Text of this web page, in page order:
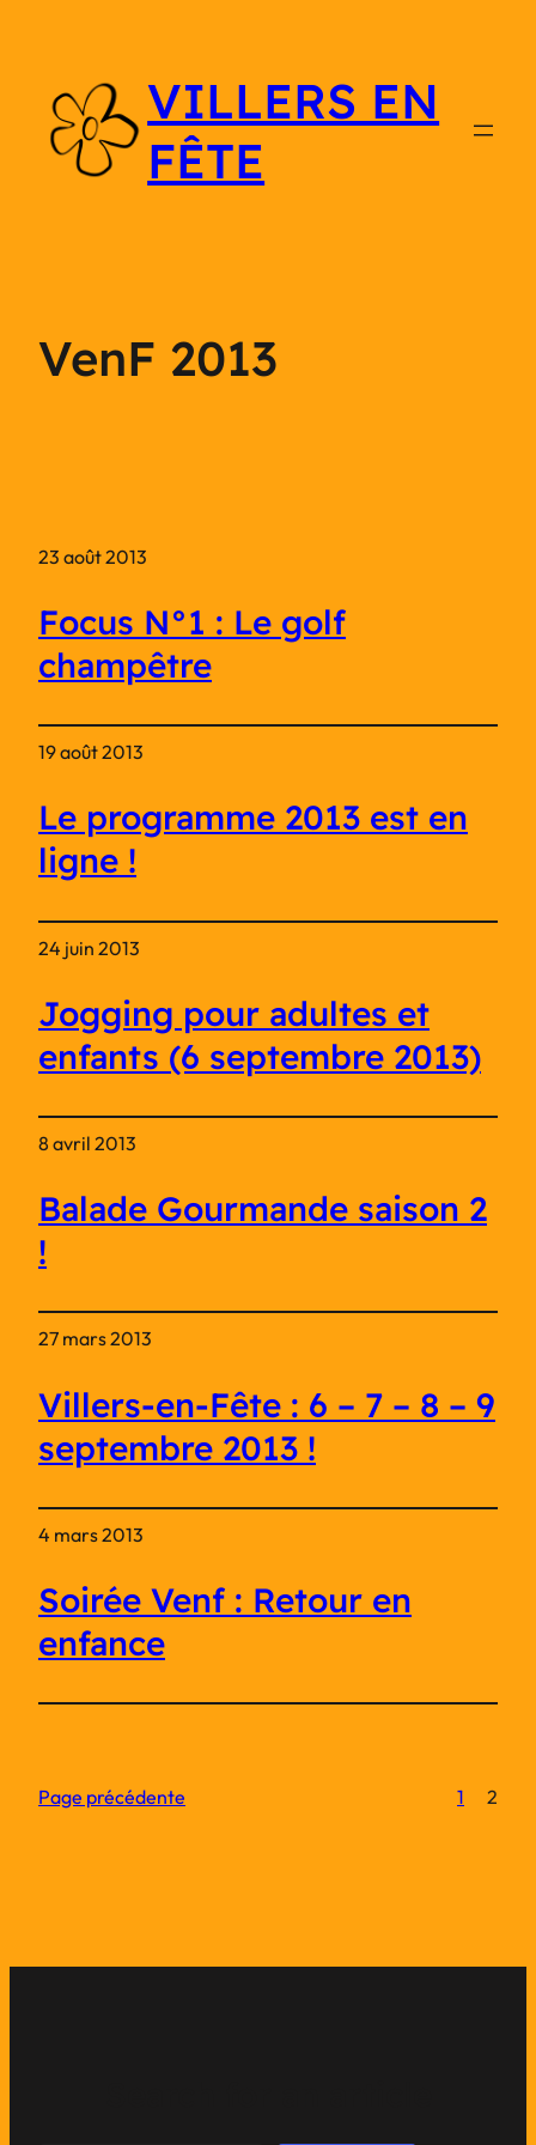
contenu
VILLERS EN
FÊTE
VenF 2013
23 août 2013
Focus N°1 : Le golf
champêtre
19 août 2013
Le programme 2013 est en
ligne !
24 juin 2013
Jogging pour adultes et
enfants (6 septembre 2013)
8 avril 2013
Balade Gourmande saison 2
!
27 mars 2013
Villers-en-Fête : 6 – 7 – 8 – 9
septembre 2013 !
4 mars 2013
Soirée Venf : Retour en
enfance
Page précédente 1 2